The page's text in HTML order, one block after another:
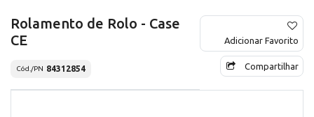
Rolamento de Rolo - Case
CE
Cód./PN 84312854
Adicionar Favorito
Compartilhar